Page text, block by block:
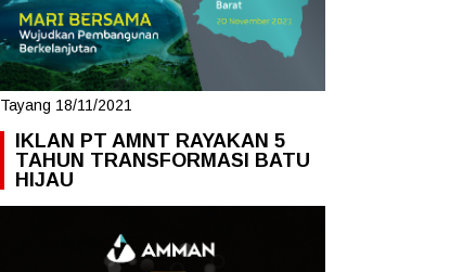
Tayang 18/11/2021
IKLAN PT AMNT RAYAKAN 5
TAHUN TRANSFORMASI BATU
HIJAU